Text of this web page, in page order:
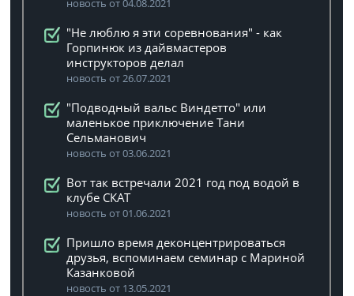
новость от 04.08.2021
"Не люблю я эти соревнования" - как
Горпинюк из дайвмастеров
инструкторов делал
новость от 26.07.2021
"Подводный вальс Виндетто" или
маленькое приключение Тани
Сельманович
новость от 03.06.2021
Вот так встречали 2021 год под водой в
клубе СКАТ
новость от 01.06.2021
Пришло время деконцентрироваться
друзья, вспоминаем семинар с Мариной
Казанковой
новость от 13.05.2021